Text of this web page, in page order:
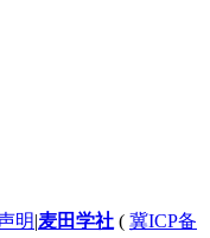
明|麦田学社 ( 冀ICP备